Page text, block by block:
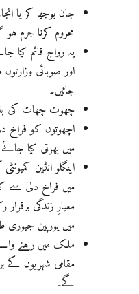
جان بوجھ کر یا
محروم کرنا جرم
یہ رواج قائم
اور صوبائی
جائیں۔
چھوت چھات کی
اچھوتوں کو فراخ
میں بھرتی کیا
اینگلو انڈین
میں فراخ دلی سے
معیارِ زندگی
میں یورپین
ملک میں رہنے
مقامی شہریوں کے
گے۔